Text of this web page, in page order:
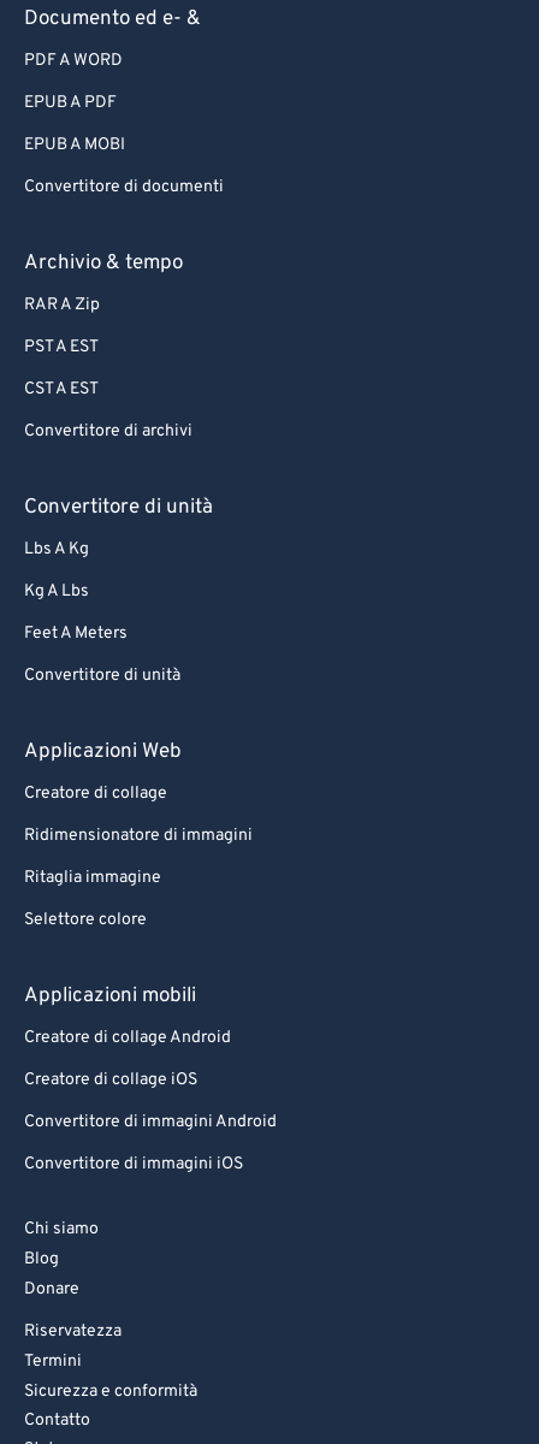
Documento ed e- &
PDF A WORD
EPUB A PDF
EPUB A MOBI
Convertitore di documenti
Archivio & tempo
RAR A Zip
PST A EST
CST A EST
Convertitore di archivi
Convertitore di unità
Lbs A Kg
Kg A Lbs
Feet A Meters
Convertitore di unità
Applicazioni Web
Creatore di collage
Ridimensionatore di immagini
Ritaglia immagine
Selettore colore
Applicazioni mobili
Creatore di collage Android
Creatore di collage iOS
Convertitore di immagini Android
Convertitore di immagini iOS
Chi siamo
Blog
Donare
Riservatezza
Termini
Sicurezza e conformità
Contatto